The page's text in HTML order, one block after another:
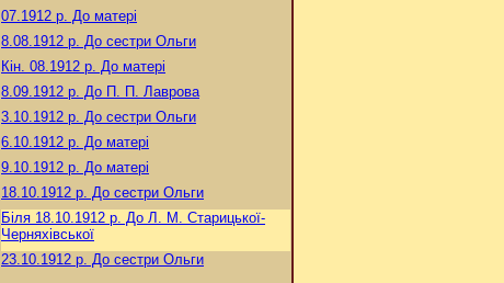
07.1912 р. До матері
8.08.1912 р. До сестри Ольги
Кін. 08.1912 р. До матері
8.09.1912 р. До П. П. Лаврова
3.10.1912 р. До сестри Ольги
6.10.1912 р. До матері
9.10.1912 р. До матері
18.10.1912 р. До сестри Ольги
Біля 18.10.1912 р. До Л. М. Старицької-
Черняхівської
23.10.1912 р. До сестри Ольги